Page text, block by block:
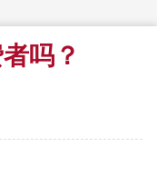
吗？